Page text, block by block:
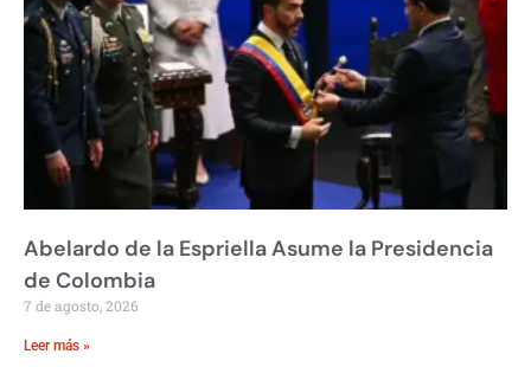
Abelardo de la Espriella Asume la Presidencia
de Colombia
7 de agosto, 2026
Leer más »